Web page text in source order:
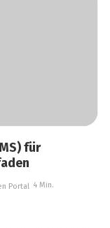
für
4 Min.